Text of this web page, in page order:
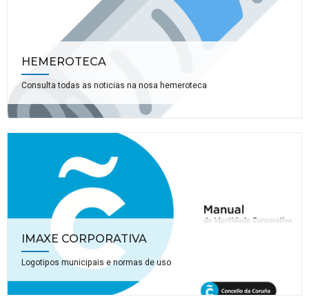
HEMEROTECA
Consulta todas as noticias na nosa hemeroteca
IMAXE CORPORATIVA
Logotipos municipais e normas de uso